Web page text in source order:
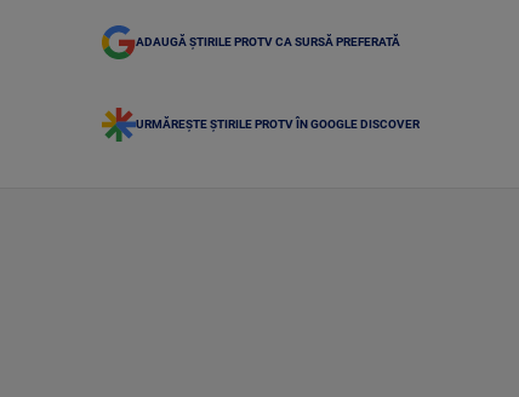
ADAUGĂ ȘTIRILE PROTV CA SURSĂ PREFERATĂ
URMĂREȘTE ȘTIRILE PROTV ÎN GOOGLE DISCOVER